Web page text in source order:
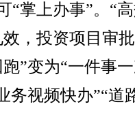
“掌上办事”。“
，投资项目审
”变为“一件事
务视频快办”“道